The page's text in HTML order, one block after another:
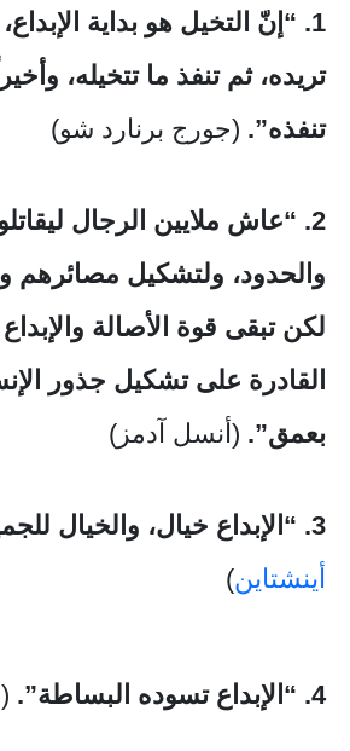
1. “إنّ التخيل هو بداية
تريده، ثم تنفذ ما تتخيله،
تنفذه”. (جورج برنارد شو)
2. “عاش ملايين الرجال
والحدود، ولتشكيل مصائرهم
لكن تبقى قوة الأصالة
القادرة على تشكيل جذور
بعمق”. (أنسل آدمز)
3. “الإبداع خيال، والخيال للجميع”.
أينشتاين)
4. “الإبداع تسوده البساطة”.